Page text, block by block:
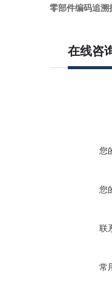
零部件编码追溯
在线咨
您
您
联
常